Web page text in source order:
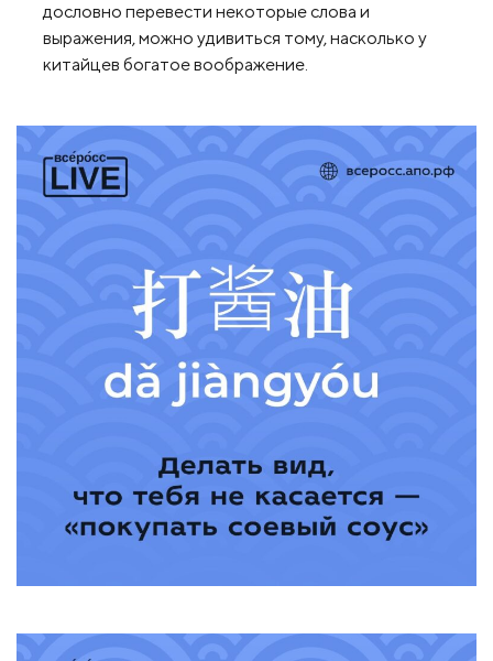
дословно перевести некоторые слова и
выражения, можно удивиться тому, насколько у
китайцев богатое воображение.